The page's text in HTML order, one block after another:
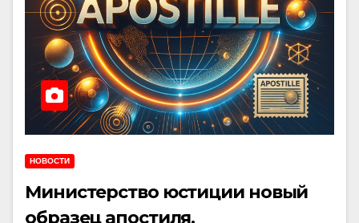
НОВОСТИ
Министерство юстиции новый
образец апостиля.